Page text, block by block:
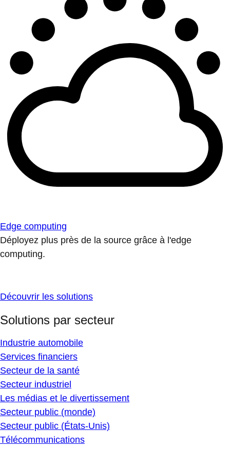
Edge computing
Déployez plus près de la source grâce à l'edge
computing.
Découvrir les solutions
Solutions par secteur
Industrie automobile
Services financiers
Secteur de la santé
Secteur industriel
Les médias et le divertissement
Secteur public (monde)
Secteur public (États-Unis)
Télécommunications